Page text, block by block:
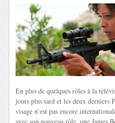
En plus de quelques rôles à la
jours plus tard et les deux derniers
visage n’est pas encore